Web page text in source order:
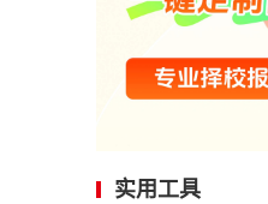
实用工具